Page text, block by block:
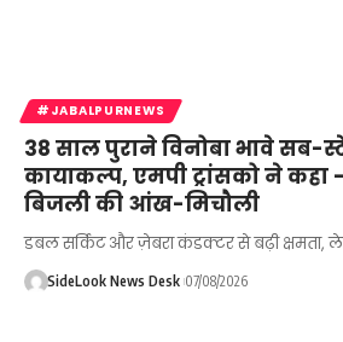
#JABALPURNEWS
38 साल पुराने विनोबा भावे सब-
कायाकल्प, एमपी ट्रांसको ने कहा
बिजली की आंख-मिचौली
डबल सर्किट और ज़ेबरा कंडक्टर से बढ़ी
SideLook News Desk 07/08/2026